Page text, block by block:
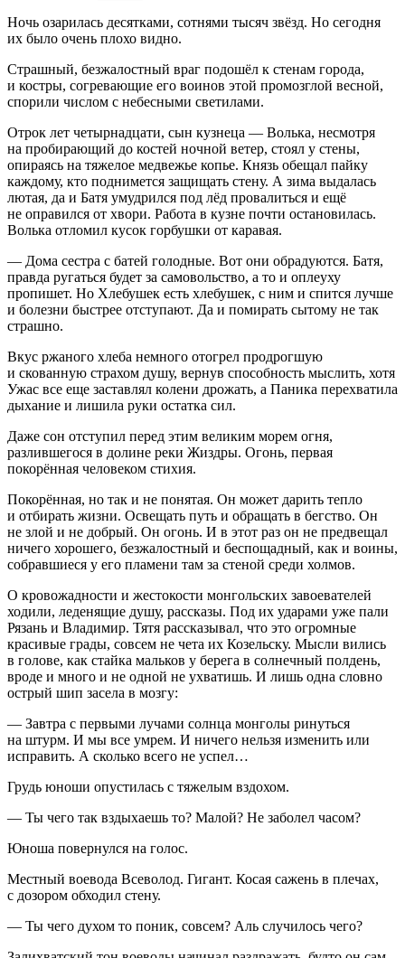
Ночь озарилась десятками, сотнями тысяч звёзд. Но сегодня
их было очень плохо видно.
Страшный, безжалостный враг подошёл к стенам города,
и костры, согревающие его воинов этой промозглой весной,
спорили числом с небесными светилами.
Отрок лет четырнадцати, сын кузнеца — Волька, несмотря
на пробирающий до костей ночной ветер, стоял у стены,
опираясь на тяжелое медвежье копье. Князь обещал пайку
каждому, кто поднимется защищать стену. А зима выдалась
лютая, да и Батя умудрился под лёд провалиться и ещё
не оправился от хвори. Работа в кузне почти остановилась.
Волька отломил кусок горбушки от каравая.
— Дома сестра с батей голодные. Вот они обрадуются. Батя,
правда ругаться будет за самовольство, а то и оплеуху
пропишет. Но Хлебушек есть хлебушек, с ним и спится лучше
и болезни быстрее отступают. Да и помирать сытому не так
страшно.
Вкус ржаного хлеба немного отогрел продрогшую
и скованную страхом душу, вернув способность мыслить, хотя
Ужас все еще заставлял колени дрожать, а Паника перехватила
дыхание и лишила руки остатка сил.
Даже сон отступил перед этим великим морем огня,
разлившегося в долине реки Жиздры. Огонь, первая
покорённая человеком стихия.
Покорённая, но так и не понятая. Он может дарить тепло
и отбирать жизни. Освещать путь и обращать в бегство. Он
не злой и не добрый. Он огонь. И в этот раз он не предвещал
ничего хорошего, безжалостный и беспощадный, как и воины,
собравшиеся у его пламени там за стеной среди холмов.
О кровожадности и жестокости монгольских завоевателей
ходили, леденящие душу, рассказы. Под их ударами уже пали
Рязань и Владимир. Тятя рассказывал, что это огромные
красивые грады, совсем не чета их Козельску. Мысли вились
в голове, как стайка мальков у берега в солнечный полдень,
вроде и много и не одной не ухватишь. И лишь одна словно
острый шип засела в мозгу:
— Завтра с первыми лучами солнца монголы ринуться
на штурм. И мы все умрем. И ничего нельзя изменить или
исправить. А сколько всего не успел…
Грудь юноши опустилась с тяжелым вздохом.
— Ты чего так вздыхаешь то? Малой? Не заболел часом?
Юноша повернулся на голос.
Местный воевода Всеволод. Гигант. Косая сажень в плечах,
с дозором обходил стену.
— Ты чего духом то поник, совсем? Аль случилось чего?